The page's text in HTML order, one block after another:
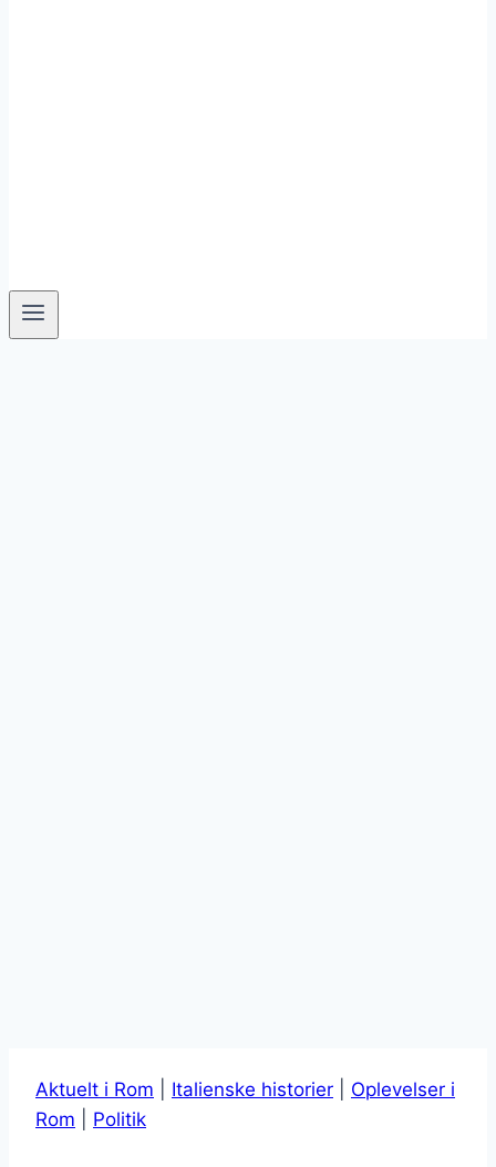
Aktuelt i Rom Italienske historier
Oplevelser i
Rom
Politik